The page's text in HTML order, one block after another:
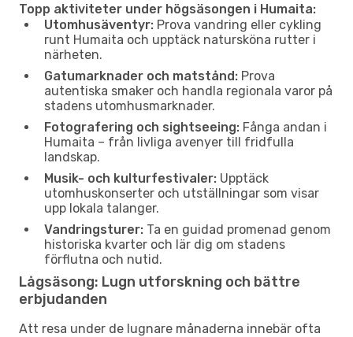
Topp aktiviteter under högsäsongen i Humaita:
Utomhusäventyr: Prova vandring eller cykling
runt Humaita och upptäck natursköna rutter i
närheten.
Gatumarknader och matstånd: Prova
autentiska smaker och handla regionala varor på
stadens utomhusmarknader.
Fotografering och sightseeing: Fånga andan i
Humaita – från livliga avenyer till fridfulla
landskap.
Musik- och kulturfestivaler: Upptäck
utomhuskonserter och utställningar som visar
upp lokala talanger.
Vandringsturer: Ta en guidad promenad genom
historiska kvarter och lär dig om stadens
förflutna och nutid.
Lågsäsong: Lugn utforskning och bättre
erbjudanden
Att resa under de lugnare månaderna innebär ofta